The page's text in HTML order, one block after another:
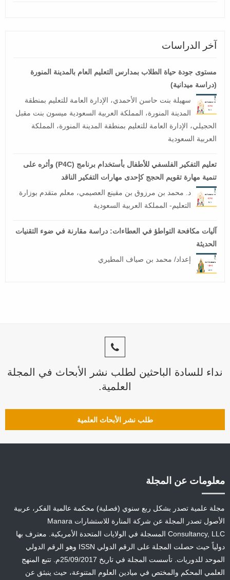
آخر الدراسات
مستوى جودة حياة الطلاب بمدارس التعليم العام بالمدينة المنورة
(دراسة ميدانية)
سهيلة بنت حاسن الأحمدي، الإدارة العامة للتعليم بمنطقة
المدينة المنورة، المملكة العربية السعودية ميسون بنت مقبل
الحجيلي، الإدارة العامة للتعليم بمنطقة المدينة المنورة، المملكة
العربية السعودية
تعليم التفكير الفلسفي للأطفال بأستخدام برنامج (P4C) وأثره على
تنمية مهارة تقويم الحجج كإحدى مهارات التفكير الناقد
د. محمد بن مرزوق بن مقينع العصيمي، معلم متقدم بوزارة
التعليم- المملكة العربية السعودية
آليات مكافحة التواطؤ في العطاءات: دراسة مقارنة في ضوء التقنيات
الحديثة
إعداد/ محمد بن صياف المطيري
نداء للسادة الباحثين لطلب نشر الأبحاث في المجلة
العلمية.
طلب نشر الأبحاث العلمية
معلومات عن المجلة
مجلة علمية تصدر بشكل ربع سنوي (فصلية) محكمة عالمية الفكر، عربية
الأصول تصدر المجلة عن شركة المنارة للاستشارات Manara
Consultancy, LLC المسجلة في الولايات المتحدة الأمريكية. معترف بها
دولياً حيث حصلت المجلة على الرقم الدولي ISSN وهو الرقم الدولي
الموحد للدوريات. تأسست المجلة في تاريخ 25/09/2017م. تتبع المنهج
العلمي المحكم والمختص في ميادين العلوم المتنوعة، حيث ينبثق عن